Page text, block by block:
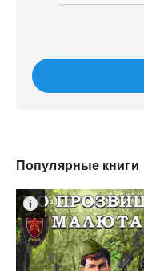
Популярные книги